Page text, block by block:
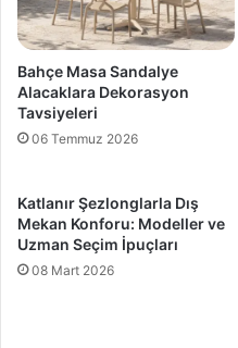
Bahçe Masa Sandalye
Alacaklara Dekorasyon
Tavsiyeleri
06 Temmuz 2026
Katlanır Şezlonglarla Dış
Mekan Konforu: Modeller ve
Uzman Seçim İpuçları
08 Mart 2026